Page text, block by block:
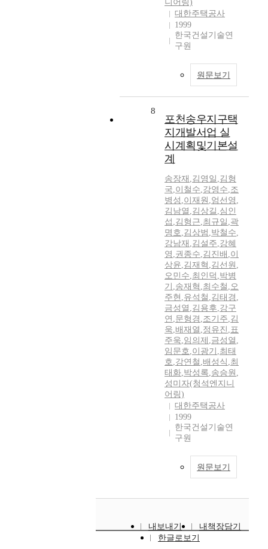
니어링)
대한주택공사
1999
한국건설기술연
구원
원문보기
8
포천송우지구택
지개발서업 실
시계획및기본설
계
송장재 ,김영일 ,김형
국,이철수,강영수,조
병성 ,이재원 ,엄선영 ,
김남열 ,김상길 ,심인
섭 ,김형근,최규일 ,곽
명호,김상범 ,박철수,
강남재 ,김설주,강혜
영 ,권종수,김진배 ,이
상윤,김재혁 ,김선원 ,
오민수,최인덕 ,박병
기 ,송재혁 ,최수철 ,오
주현 ,유석철 ,김태경 ,
금성열 ,김용후,강구
연 ,문형경 ,조기주,김
욱,배재열 ,정유진 ,표
주욱,임의제 ,금성열 ,
임문호,이광기 ,최태
호,강연철 ,배성식 ,최
태화,박성록,송승원 ,
성미자(청석엔지니
어링)
대한주택공사
1999
한국건설기술연
구원
원문보기
내보내기
내책장담기
한글로보기